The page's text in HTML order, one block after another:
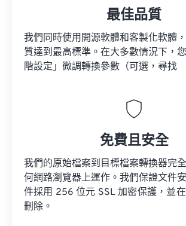
最佳品質
我們同時使用開源軟體和客製化軟體
質達到最高標準。在大多數情況下，
階設定」微調轉換參數（可選，尋找
免費且安全
我們的原始檔案到目標檔案轉換器完
何網路瀏覽器上運作。我們保證文件
件採用 256 位元 SSL 加密保護，並
刪除。